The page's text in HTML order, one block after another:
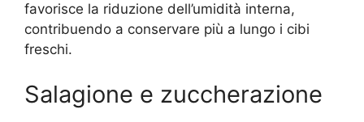
favorisce la riduzione dell’umidità interna,
contribuendo a conservare più a lungo i cibi
freschi.
Salagione e zuccherazione